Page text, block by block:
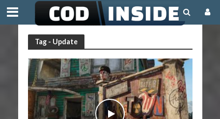
Tag - Update